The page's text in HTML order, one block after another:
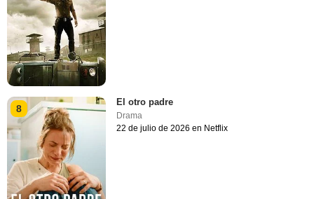
8
El otro padre
Drama
22 de julio de 2026 en Netflix